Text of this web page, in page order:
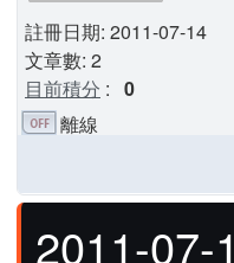
註冊日期: 2011-07-14
文章數: 2
目前積分 : 0
離線
2011-07-